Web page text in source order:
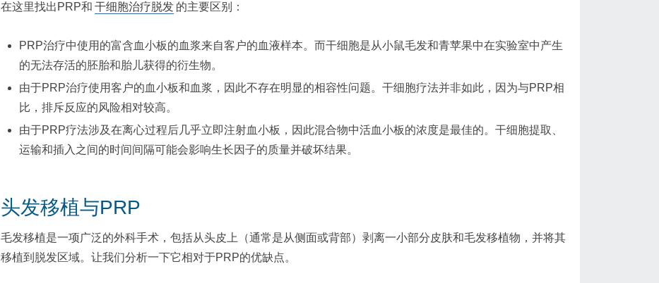
在这里找出PRP和 干细胞治疗脱发 的主要区别：
PRP治疗中使用的富含血小板的血浆来自客户的血液样本。而干细胞是从小鼠毛发和青苹果中在实验室中产生
的无法存活的胚胎和胎儿获得的衍生物。
由于PRP治疗使用客户的血小板和血浆，因此不存在明显的相容性问题。干细胞疗法并非如此，因为与PRP相
比，排斥反应的风险相对较高。
由于PRP疗法涉及在离心过程后几乎立即注射血小板，因此混合物中活血小板的浓度是最佳的。干细胞提取、
运输和插入之间的时间间隔可能会影响生长因子的质量并破坏结果。
头发移植与PRP
毛发移植是一项广泛的外科手术，包括从头皮上（通常是从侧面或背部）剥离一小部分皮肤和毛发移植物，并将其
移植到脱发区域。让我们分析一下它相对于PRP的优缺点。